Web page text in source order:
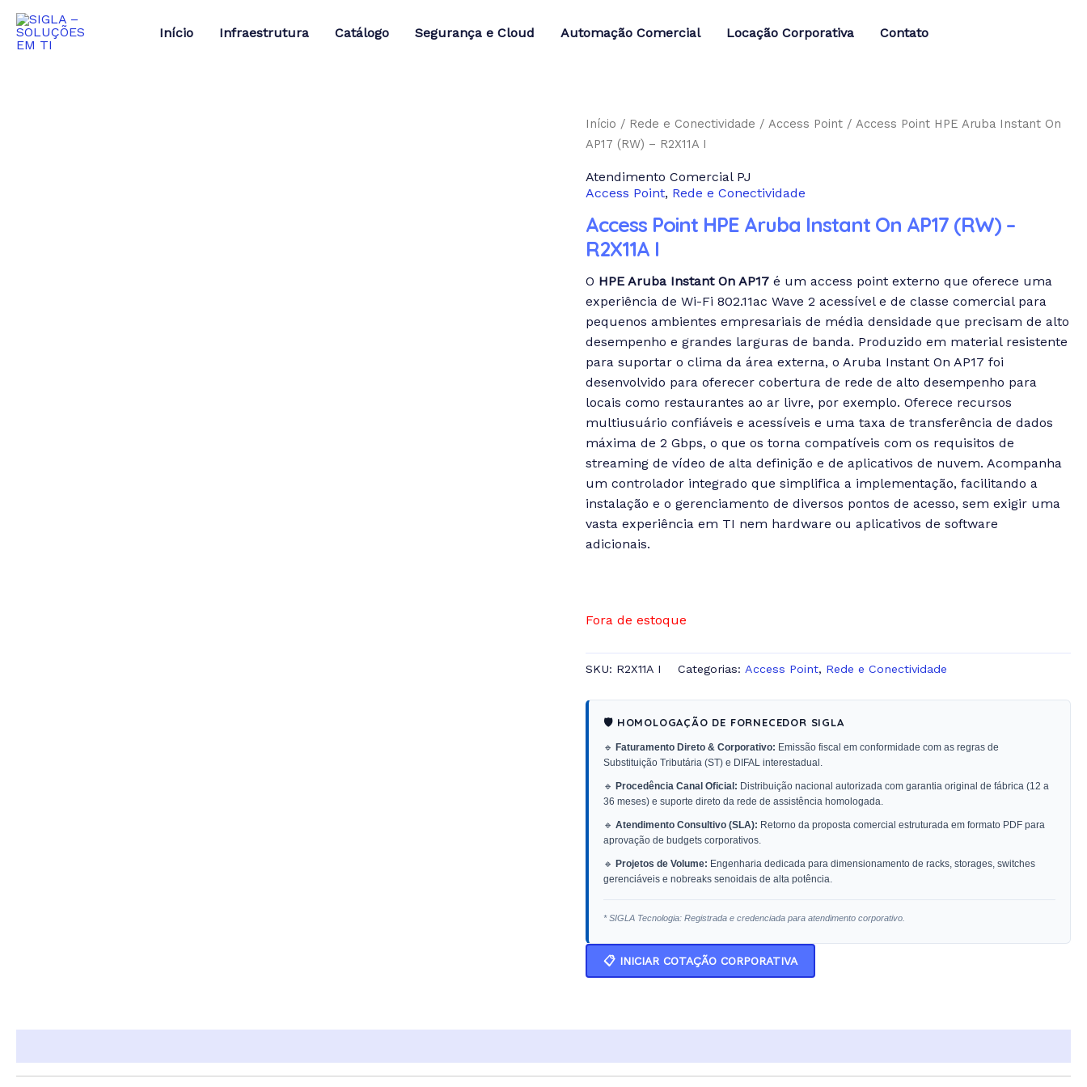
para
Início Infraestrutura Catálogo Segurança e Cloud Automação Comercial Locação Corporativa Contato
Início / Rede e Conectividade /Access Point / Access Point HPE Aruba Instant On
AP17 (RW) – R2X11A I
Atendimento Comercial PJ
Access Point, Rede e Conectividade
Access Point HPE Aruba Instant On AP17 (RW) –
R2X11A I
O HPE Aruba Instant On AP17é um access point externo que oferece uma
experiência de Wi-Fi 802.11ac Wave 2 acessível e de classe comercial para
pequenos ambientes empresariais de média densidade que precisam de alto
desempenho e grandes larguras de banda. Produzido em material resistente
para suportar o clima da área externa, o Aruba Instant On AP17 foi
desenvolvido para oferecer cobertura de rede de alto desempenho para
locais como restaurantes ao ar livre, por exemplo. Oferece recursos
multiusuário confiáveis e acessíveis e uma taxa de transferência de dados
máxima de 2 Gbps, o que os torna compatíveis com os requisitos de
streaming de vídeo de alta definição e de aplicativos de nuvem. Acompanha
um controlador integrado que simplifica a implementação, facilitando a
instalação e o gerenciamento de diversos pontos de acesso, sem exigir uma
vasta experiência em TI nem hardware ou aplicativos de software
adicionais.
Fora de estoque
SKU: R2X11A I Categorias:Access Point, Rede e Conectividade
🛡️ HOMOLOGAÇÃO DE FORNECEDOR SIGLA
🔹 Faturamento Direto & Corporativo: Emissão fiscal em conformidade com as regras de
Substituição Tributária (ST) e DIFAL interestadual.
🔹 Procedência Canal Oficial: Distribuição nacional autorizada com garantia original de fábrica (12 a
36 meses) e suporte direto da rede de assistência homologada.
🔹Atendimento Consultivo (SLA): Retorno da proposta comercial estruturada em formato PDF para
aprovação de budgets corporativos.
🔹 Projetos de Volume: Engenharia dedicada para dimensionamento de racks, storages, switches
gerenciáveis e nobreaks senoidais de alta potência.
* SIGLA Tecnologia: Registrada e credenciada para atendimento corporativo.
📋 INICIAR COTAÇÃO CORPORATIVA